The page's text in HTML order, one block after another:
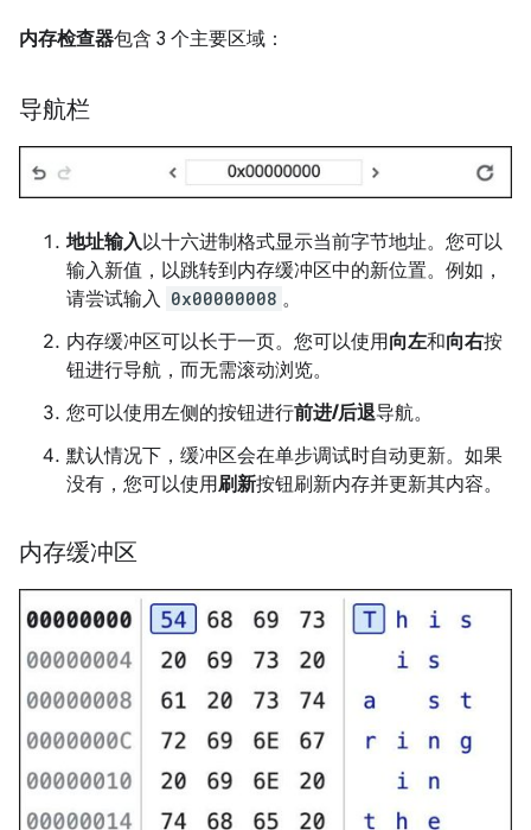
内存检查器包含 3 个主要区域：
导航栏
地址输入以十六进制格式显示当前字节地址。您可以
输入新值，以跳转到内存缓冲区中的新位置。例如，
请尝试输入 0x00000008 。
内存缓冲区可以长于一页。您可以使用向左和向右按
钮进行导航，而无需滚动浏览。
您可以使用左侧的按钮进行前进/后退导航。
默认情况下，缓冲区会在单步调试时自动更新。如果
没有，您可以使用刷新按钮刷新内存并更新其内容。
内存缓冲区